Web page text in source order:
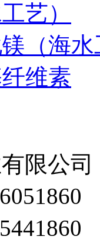
艺）
（海
维素
限公司